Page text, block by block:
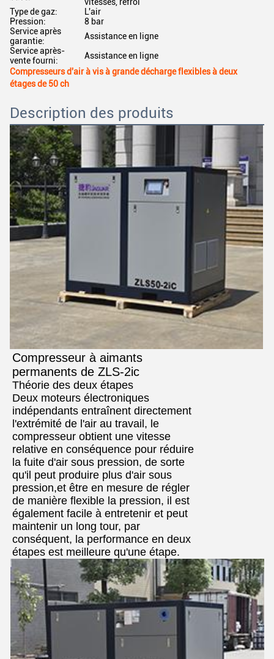
Type de gaz:
L'air
Pression:
8 bar
Service après
garantie:
Assistance en ligne
Service après-
vente fourni:
Assistance en ligne
Compresseurs d'air à vis à grande décharge flexibles à deux
étages de 50 ch
Description des produits
Compresseur à aimants
permanents de ZLS-2ic
Théorie des deux étapes
Deux moteurs électroniques
indépendants entraînent directement
l'extrémité de l'air au travail, le
compresseur obtient une vitesse
relative en conséquence pour réduire
la fuite d'air sous pression, de sorte
qu'il peut produire plus d'air sous
pression,et être en mesure de régler
de manière flexible la pression, il est
également facile à entretenir et peut
maintenir un long tour, par
conséquent, la performance en deux
étapes est meilleure qu'une étape.